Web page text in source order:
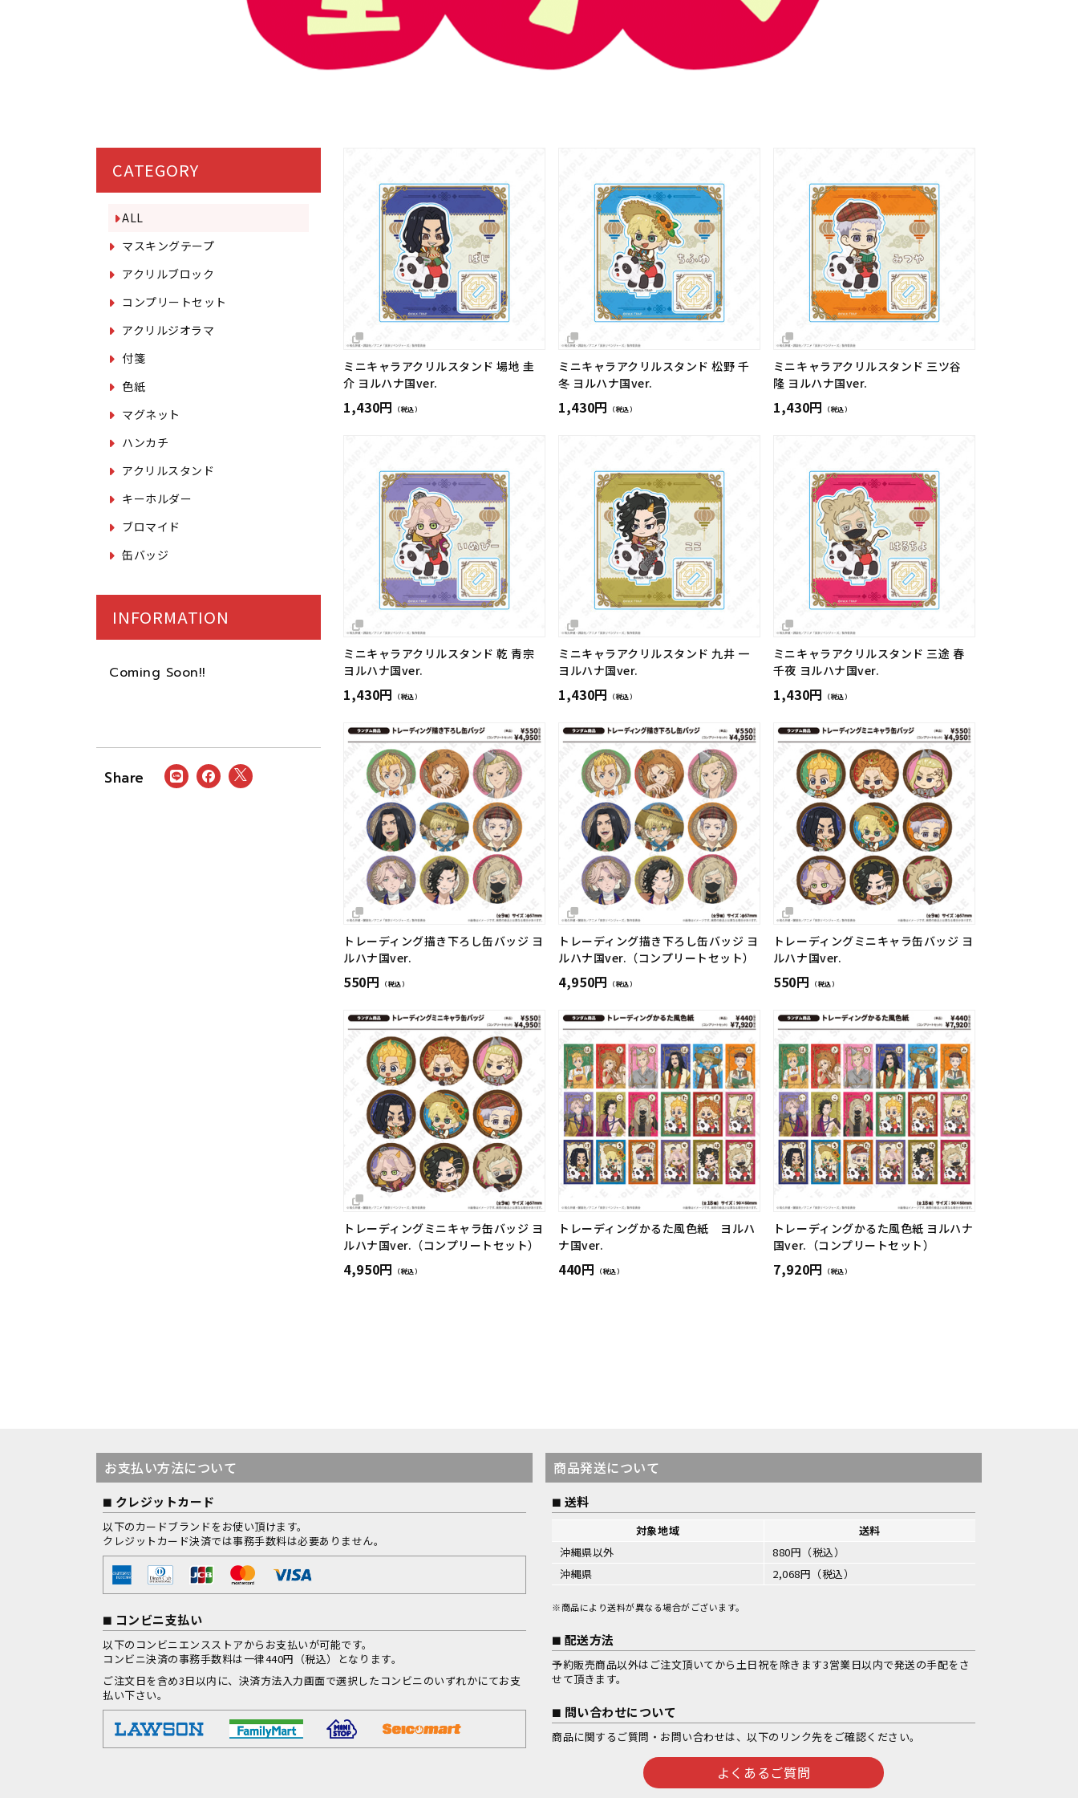
ミニキャラアクリルスタンド 場地 圭
介 ヨルハナ国ver.
1,430円 （税込）
ミニキャラアクリルスタンド 松野 千
冬 ヨルハナ国ver.
1,430円 （税込）
ミニキャラアクリルスタンド 三ツ谷
隆 ヨルハナ国ver.
1,430円 （税込）
ミニキャラアクリルスタンド 乾 青宗
ヨルハナ国ver.
1,430円 （税込）
ミニキャラアクリルスタンド 九井 一
ヨルハナ国ver.
1,430円 （税込）
ミニキャラアクリルスタンド 三途 春
千夜 ヨルハナ国ver.
1,430円 （税込）
トレーディング描き下ろし缶バッジ ヨ
ルハナ国ver.
550円 （税込）
トレーディング描き下ろし缶バッジ ヨ
ルハナ国ver.（コンプリートセット）
4,950円 （税込）
トレーディングミニキャラ缶バッジ ヨ
ルハナ国ver.
550円 （税込）
トレーディングミニキャラ缶バッジ ヨ
ルハナ国ver.（コンプリートセット）
4,950円 （税込）
トレーディングかるた風色紙 ヨルハ
ナ国ver.
440円 （税込）
トレーディングかるた風色紙 ヨルハナ
国ver.（コンプリートセット）
7,920円 （税込）
CATEGORY
ALL
マスキングテープ
アクリルブロック
コンプリートセット
アクリルジオラマ
付箋
色紙
マグネット
ハンカチ
アクリルスタンド
キーホルダー
ブロマイド
缶バッジ
INFORMATION
Coming Soon!!
お支払い方法について
クレジットカード
以下のカードブランドをお使い頂けます。
クレジットカード決済では事務手数料は必要ありません。
コンビニ支払い
以下のコンビニエンスストアからお支払いが可能です。
コンビニ決済の事務手数料は一律440円（税込）となります。
ご注文日を含め3日以内に、決済方法入力画面で選択したコンビニのいずれかにてお支
払い下さい。
商品発送について
送料
対象地域
送料
沖縄県以外
880円（税込）
沖縄県
2,068円（税込）
※商品により送料が異なる場合がございます。
配送方法
予約販売商品以外はご注文頂いてから土日祝を除きます3営業日以内で発送の手配をさ
せて頂きます。
問い合わせについて
商品に関するご質問・お問い合わせは、以下のリンク先をご確認ください。
よくあるご質問